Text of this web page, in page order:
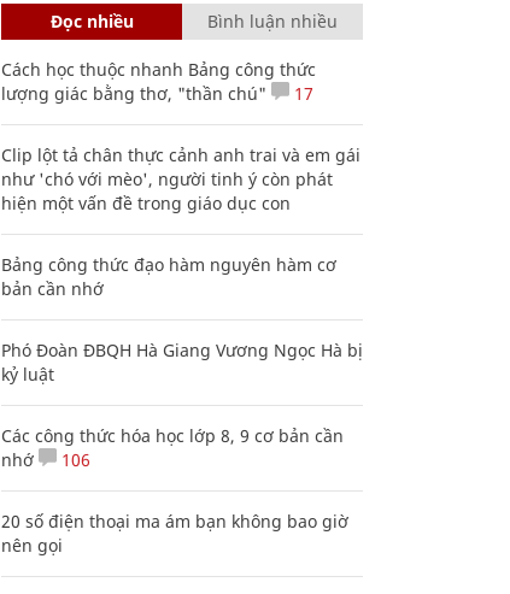
Đọc nhiều Bình luận nhiều
Cách học thuộc nhanh Bảng công thức
lượng giác bằng thơ, "thần chú"
17
Clip lột tả chân thực cảnh anh trai và em gái
như 'chó với mèo', người tinh ý còn phát
hiện một vấn đề trong giáo dục con
Bảng công thức đạo hàm nguyên hàm cơ
bản cần nhớ
Phó Đoàn ĐBQH Hà Giang Vương Ngọc Hà bị
kỷ luật
Các công thức hóa học lớp 8, 9 cơ bản cần
nhớ
106
20 số điện thoại ma ám bạn không bao giờ
nên gọi